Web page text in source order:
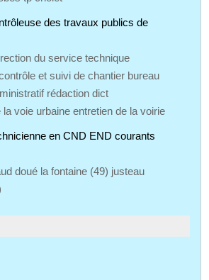
des travaux publics de
du service technique
et suivi de chantier bureau
rédaction dict
voie urbaine entretien de la voirie
en CND END courants
doué la fontaine (49) justeau